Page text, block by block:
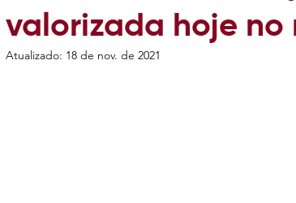
valorizada hoje no
Atualizado: 18 de nov. de 2021